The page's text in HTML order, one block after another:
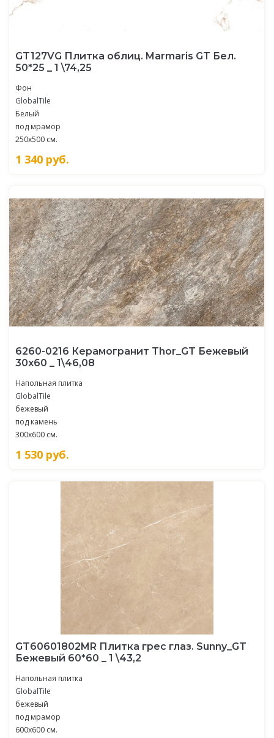
GT127VG Плитка облиц. Marmaris GT Бел.
50*25 _ 1 \74,25
Фон
GlobalTile
Белый
под мрамор
250x500 см.
1 340 руб.
6260-0216 Керамогранит Thor_GT Бежевый
30x60 _ 1\46,08
Напольная плитка
GlobalTile
бежевый
под камень
300x600 см.
1 530 руб.
GT60601802MR Плитка грес глаз. Sunny_GT
Бежевый 60*60 _ 1 \43,2
Напольная плитка
GlobalTile
бежевый
под мрамор
600x600 см.